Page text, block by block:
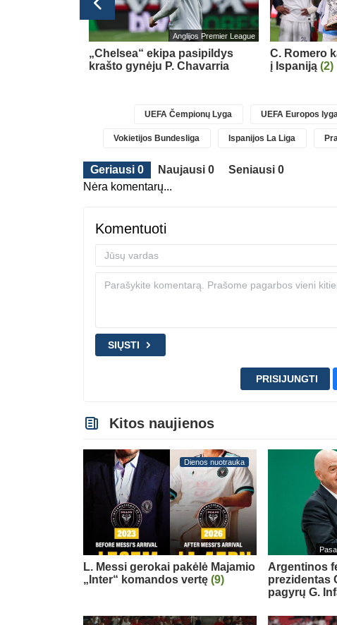
Anglijos Premier League
„Chelsea“ ekipa pasipildys
krašto gynėju P. Chavarria
C. Romero
į Ispaniją (2)
UEFA Čempionų Lyga UEFA Europos lyga
Vokietijos Bundesliga Ispanijos La Liga
Geriausi 0 Naujausi 0
Seniausi 0
Nėra komentarų...
Komentuoti
SIŲSTI
PRISIJUNGTI
Kitos naujienos
Dienos nuotrauka
L. Messi gerokai pakėlė Majamio
„Inter“ komandos vertę (9)
Argentinos
prezidentas
pagyrų G.